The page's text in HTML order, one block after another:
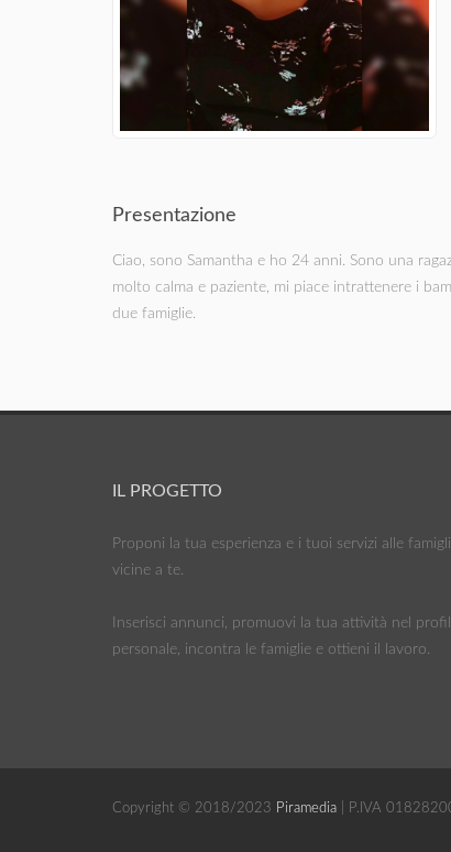
Presentazione
Ciao, sono Samantha e ho 24 anni. Sono una
molto calma e paziente, mi piace intrattenere i
due famiglie.
IL PROGETTO
Proponi la tua esperienza e i tuoi servizi alle
vicine a te.
Inserisci annunci, promuovi la tua attività nel
personale, incontra le famiglie e ottieni il lavoro.
Copyright © 2018/2023 Piramedia | P.IVA